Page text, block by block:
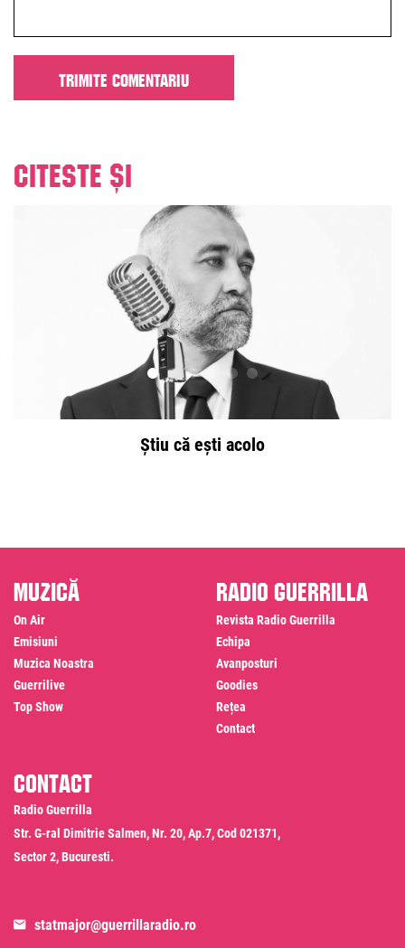
Citeste și
Știu că ești acolo
Muzică
On Air
Emisiuni
Muzica Noastra
Guerrilive
Top Show
Radio Guerrilla
Revista Radio Guerrilla
Echipa
Avanposturi
Goodies
Rețea
Contact
Contact
Radio Guerrilla
Str. G-ral Dimitrie Salmen, Nr. 20, Ap.7, Cod 021371,
Sector 2, Bucuresti.
statmajor@guerrillaradio.ro